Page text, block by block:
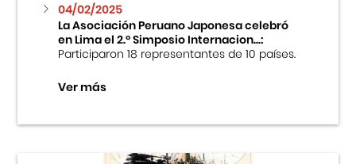
04/02/2025
La Asociación Peruano Japonesa celebró
en Lima el 2.º Simposio Internacion...:
Participaron 18 representantes de 10 países.
Ver más